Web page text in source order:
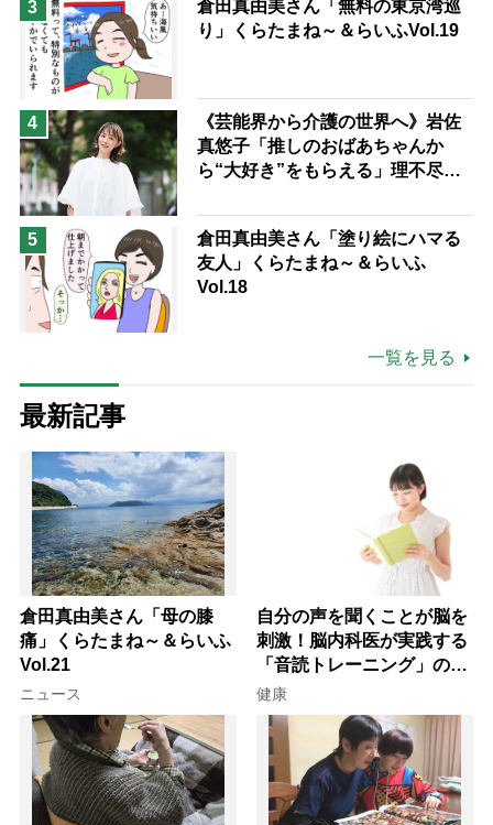
3
倉田真由美さん「無料の東京湾巡
り」くらたまね～＆らいふVol.19
4
《芸能界から介護の世界へ》岩佐
真悠子「推しのおばあちゃんか
ら“大好き”をもらえる」理不尽さ
場は「愛おしい」
5
倉田真由美さん「塗り絵にハマる
友人」くらたまね～＆らいふ
Vol.18
一覧を見る
最新記事
倉田真由美さん「母の膝
痛」くらたまね～＆らいふ
Vol.21
ニュース
自分の声を聞くことが脳を
刺激！脳内科医が実践する
「音読トレーニング」の極
意
健康